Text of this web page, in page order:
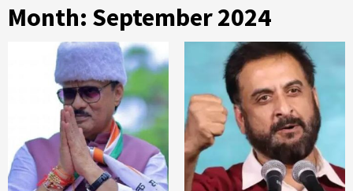
Month: September 2024